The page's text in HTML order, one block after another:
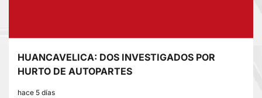
HUANCAVELICA: DOS INVESTIGADOS POR
HURTO DE AUTOPARTES
hace 5 días